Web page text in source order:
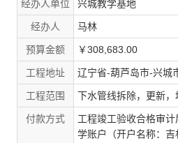
经办人单位 兴城教学基地
经办人 马林
预算金额 ￥308,683.00
工程地址 辽宁省-葫芦岛市-兴城
工程范围 下水管线拆除，更新
付款方式
工程竣工验收合格审
学账户（开户名称：